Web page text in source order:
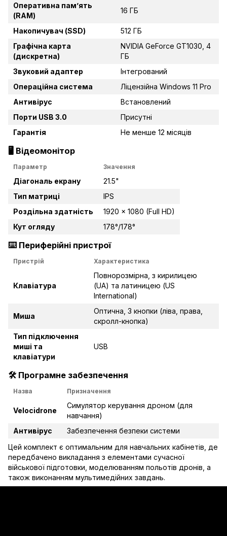
Оперативна пам’ять
(RAM)
16 ГБ
Накопичувач (SSD)
512 ГБ
Графічна карта
(дискретна)
NVIDIA GeForce GT1030, 4
ГБ
Звуковий адаптер
Інтегрований
Операційна система
Ліцензійна Windows 11 Pro
Антивірус
Встановлений
Порти USB 3.0
Присутні
Гарантія
Не менше 12 місяців
🖥️ Відеомонітор
Параметр Значення
Діагональ екрану
21.5"
Тип матриці
IPS
Роздільна здатність
1920 × 1080 (Full HD)
Кут огляду
178°/178°
⌨️ Периферійні пристрої
Пристрій Характеристика
Клавіатура
Повнорозмірна, з кирилицею
(UA) та латиницею (US
International)
Миша
Оптична, 3 кнопки (ліва, права,
скролл-кнопка)
Тип підключення
миші та
клавіатури
USB
🛠️ Програмне забезпечення
Назва Призначення
Velocidrone
Симулятор керування дроном (для
навчання)
Антивірус
Забезпечення безпеки системи
Цей комплект є оптимальним для навчальних кабінетів, де
передбачено викладання з елементами сучасної
військової підготовки, моделюванням польотів дронів, а
також виконанням мультимедійних завдань.